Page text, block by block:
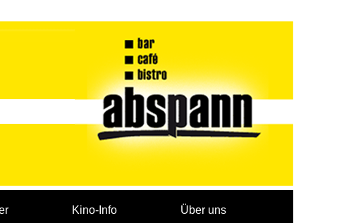
Kino-Info Über uns